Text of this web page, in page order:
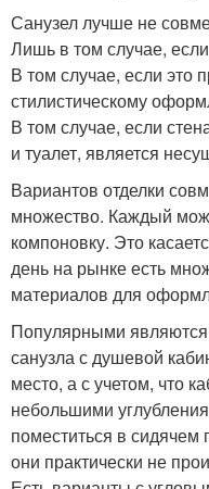
Санузел лучше не
Лишь в том случае,
В том случае, если это
стилистическому
В том случае, если
и туалет, является
Вариантов отделки
множество. Каждый
компоновку. Это
день на рынке есть
материалов для
Популярными
санузла с душевой
место, а с учетом, что
небольшими
поместиться в
они практически не